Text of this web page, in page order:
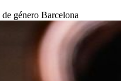
género Barcelona